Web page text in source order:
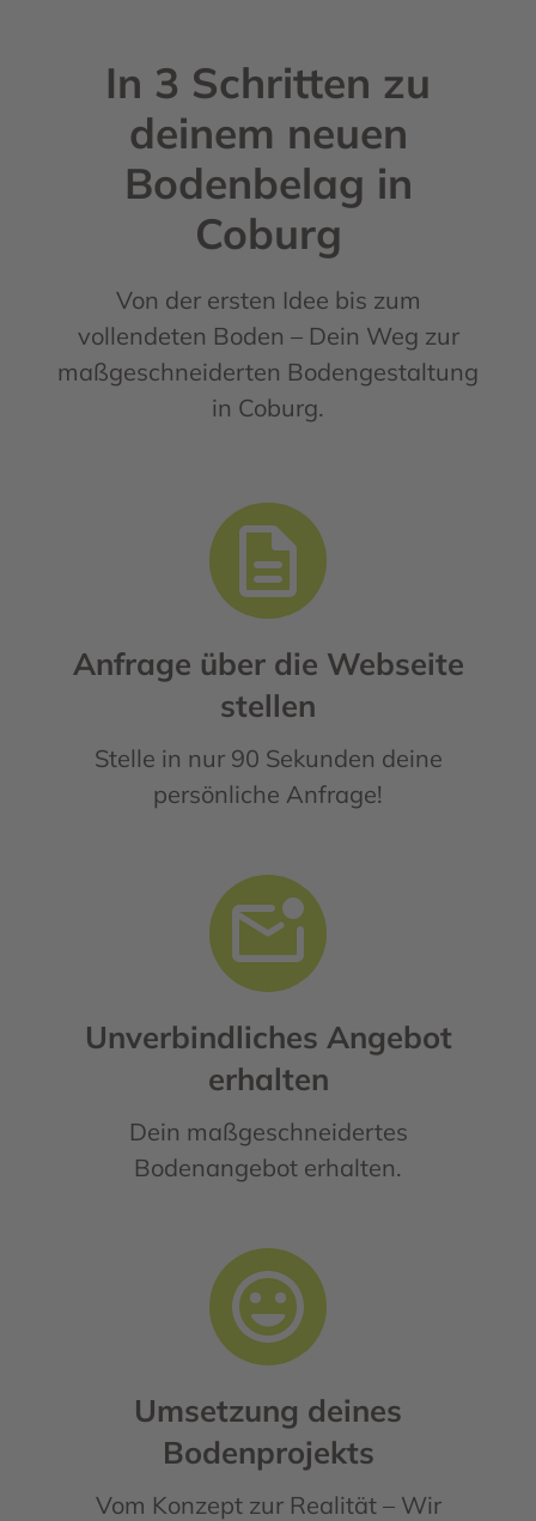
In 3 Schritten zu
deinem neuen
Bodenbelag in
Coburg
Von der ersten Idee bis zum
vollendeten Boden – Dein Weg zur
maßgeschneiderten Bodengestaltung
in Coburg.
Anfrage über die Webseite
stellen
Stelle in nur 90 Sekunden deine
persönliche Anfrage!
Unverbindliches Angebot
erhalten
Dein maßgeschneidertes
Bodenangebot erhalten.
Umsetzung deines
Bodenprojekts
Vom Konzept zur Realität – Wir